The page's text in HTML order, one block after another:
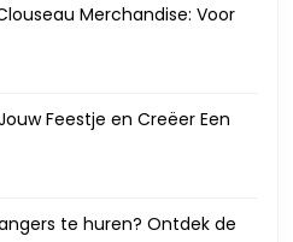
Merchandise: Voor
Feestje en Creëer Een
te huren? Ontdek de